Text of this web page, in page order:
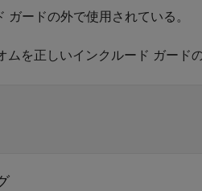
ガードの外で使用されている。
ムを正しいインクルード ガード